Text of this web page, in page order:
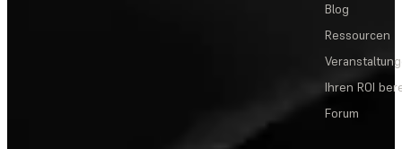
Blog
Ressourcen
Ihren ROI
Forum